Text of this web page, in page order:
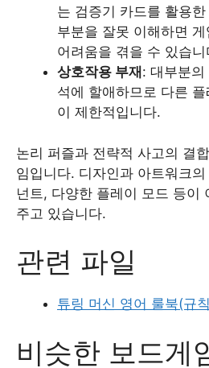
는 검증기 카드를 활용
부분을 잘못 이해하면
어려움을 겪을 수 있습니
상호작용 부재 : 대부분
석에 할애하므로 다른
이 제한적입니다.
논리 퍼즐과 전략적 사고의 결
임입니다. 디자인과 아트워크
넌트, 다양한 플레이 모드 등이
주고 있습니다.
관련 파일
튜링 머신 영어 룰북(규
비슷한 보드게